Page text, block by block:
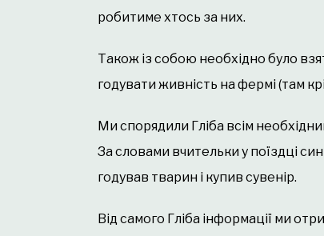
робитиме хтось за них.
Також із собою необхідно було
годувати живність на фермі (там
Ми спорядили Гліба всім
За словами вчительки у поїздці
годував тварин і купив сувенір.
Від самого Гліба інформації ми